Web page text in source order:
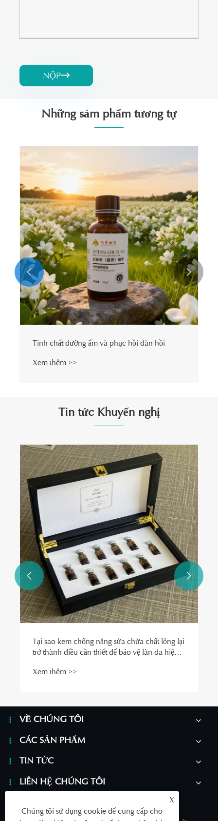
NỘP
Những sảm phẩm tương tự
Tinh chất dưỡng ẩm và phục hồi đàn hồi
Xem thêm >>
 
Tin tức Khuyến nghị
Tại sao kem chống nắng sửa chữa chất lỏng lại
trở thành điều cần thiết để bảo vệ làn da hiện
Xem thêm >>
 
VỀ CHÚNG TÔI
CÁC SẢN PHẨM
TIN TỨC
LIÊN HỆ CHÚNG TÔI
X
Chúng tôi sử dụng cookie để cung cấp cho